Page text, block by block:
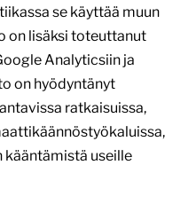
se käyttää muun
on lisäksi toteuttanut
Analyticsiin ja
on hyödyntänyt
ratkaisuissa,
useille